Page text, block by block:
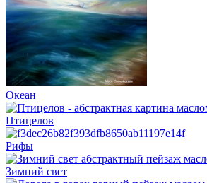
Океан
Птицелов
Рифы
Зимний свет